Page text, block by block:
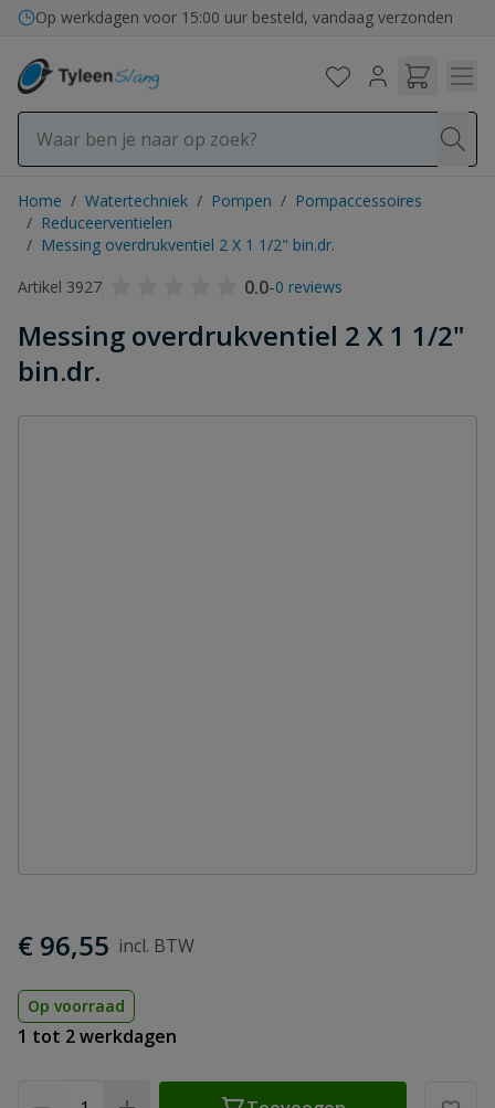
Ga naar de inhoud
Op werkdagen voor 15:00 uur besteld, vandaag verzonden
Home / Watertechniek / Pompen / Pompaccessoires
/ Reduceerventielen
/ Messing overdrukventiel 2 X 1 1/2" bin.dr.
Artikel 3927
0.0-0 reviews
Messing overdrukventiel 2 X 1 1/2"
bin.dr.
€ 96,55
Op voorraad
1 tot 2 werkdagen